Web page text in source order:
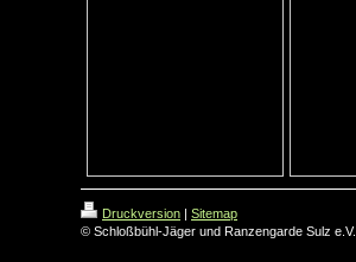
Druckversion | Sitemap
© Schloßbühl-Jäger und Ranzengarde Sulz e.V.